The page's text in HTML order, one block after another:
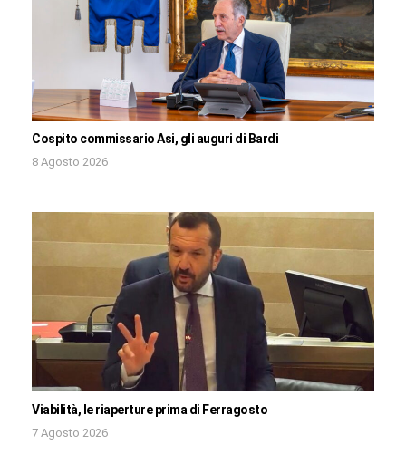
Cospito commissario Asi, gli auguri di Bardi
8 Agosto 2026
Viabilità, le riaperture prima di Ferragosto
7 Agosto 2026